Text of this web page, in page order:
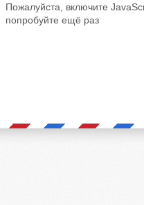
Пожалуйста, включите
попробуйте ещё раз